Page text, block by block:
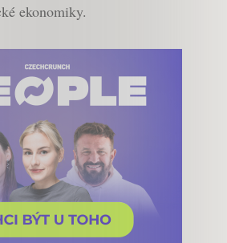
ekonomiky.